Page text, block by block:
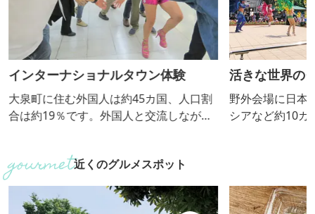
インターナショナルタウン体験
大泉町に住む外国人は約45カ国、人口割
合は約19％です。外国人と交流しなが
しましょう！
活きな世界の
野外会場に日本
シアなど約10カ
で、多文化を感
す！
近くのグルメスポット